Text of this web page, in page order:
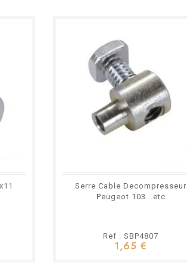
Serre Cable Decompresseur
Peugeot 103...etc
Ref : SBP4807
1,65 €